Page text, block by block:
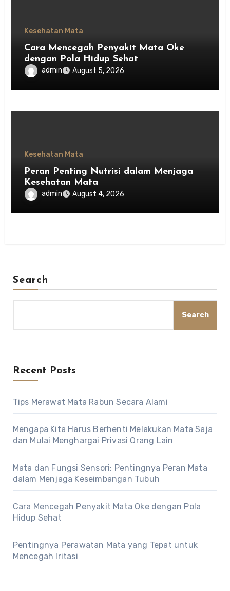
Kesehatan Mata
Cara Mencegah Penyakit Mata Oke
dengan Pola Hidup Sehat
admin August 5, 2026
Kesehatan Mata
Peran Penting Nutrisi dalam Menjaga
Kesehatan Mata
admin August 4, 2026
Search
Search
Recent Posts
Tips Merawat Mata Rabun Secara Alami
Mengapa Kita Harus Berhenti Melakukan Mata Saja
dan Mulai Menghargai Privasi Orang Lain
Mata dan Fungsi Sensori: Pentingnya Peran Mata
dalam Menjaga Keseimbangan Tubuh
Cara Mencegah Penyakit Mata Oke dengan Pola
Hidup Sehat
Pentingnya Perawatan Mata yang Tepat untuk
Mencegah Iritasi